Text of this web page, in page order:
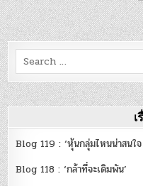
Search
for:
เ
Blog 119 : ‘หุ้นกลุ่มไหนน่าสนใ
Blog 118 : ‘กล้าที่จะเดิมพัน’